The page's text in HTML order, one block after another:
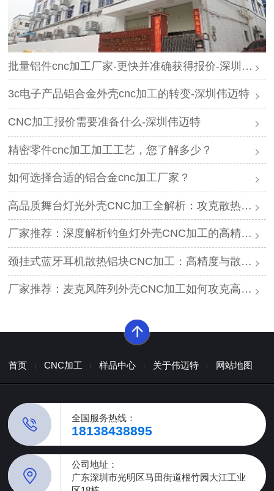
批量铝件cnc加工厂家-更快并准确获得报价-深圳伟迈特
3c电子产品铝合金外壳cnc加工的转变-深圳伟迈特
CNC加工报价需要准备什么-深圳伟迈特
精密零件cnc加工加工工艺，您了解多少？
如何选择合适的铝合金cnc加工厂家？
高品质舞台灯光外壳CNC加工全解析：攻克散热与精度难题的厂家推荐
厂家推荐：深度解析钓鱼灯外壳CNC加工的高精度工艺与耐腐蚀方案
颈挂式蓝牙耳机散热铝块CNC加工：高精度与散热效能的平衡方案
厂家推荐：麦克风阵列外壳CNC加工如何攻克高精度与声学一致性难题？
首页 CNC加工 样品中心 关于伟迈特 网站地图
全国服务热线：
18138438895
公司地址：
广东深圳市光明区马田街道根竹园大江工业